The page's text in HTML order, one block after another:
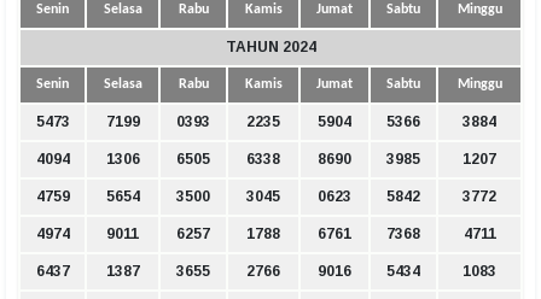
Senin Selasa Rabu Kamis Jumat Sabtu Minggu
TAHUN 2024
Senin Selasa Rabu Kamis Jumat Sabtu Minggu
5473 7199 0393 2235 5904 5366 3884
4094 1306 6505 6338 8690 3985 1207
4759 5654 3500 3045 0623 5842 3772
4974 9011 6257 1788 6761 7368 4711
6437 1387 3655 2766 9016 5434 1083